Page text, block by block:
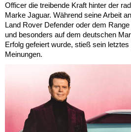
Officer die treibende Kraft hinter der
Marke Jaguar. Während seine Arbeit
Land Rover Defender oder dem
und besonders auf dem deutschen
Erfolg gefeiert wurde, stieß sein
Meinungen.